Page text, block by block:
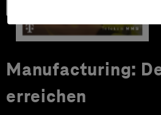
Manufacturing:
erreichen